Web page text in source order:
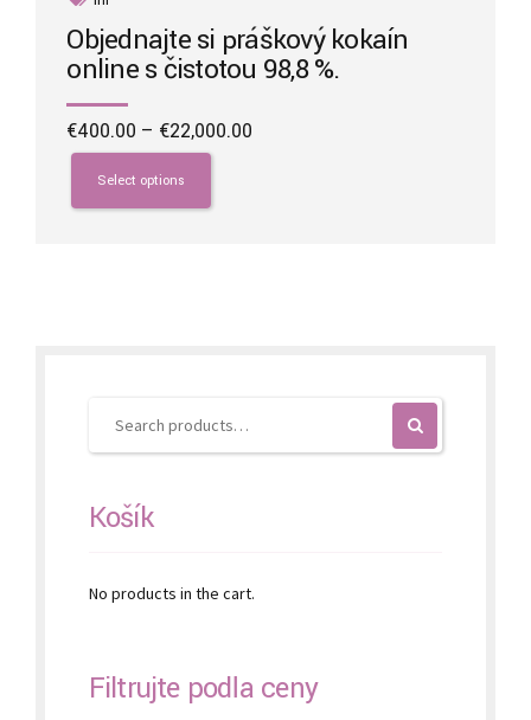
Objednajte si práškový kokaín
online s čistotou 98,8 %.
€400.00 – €22,000.00
Select options
This
product
has
product
Košík
No products in the cart.
Filtrujte podľa ceny